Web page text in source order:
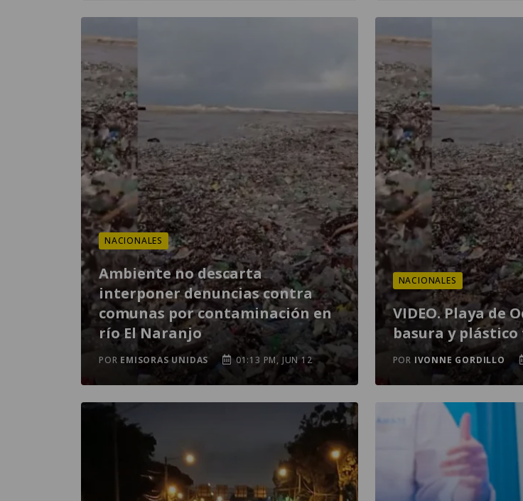
NACIONALES
Ambiente no descarta
interponer denuncias contra
comunas por contaminación en
río El Naranjo
POR EMISORAS UNIDAS 01:13 PM, JUN 12
NACIONALES
VIDEO. Playa de
basura y
POR IVONNE GORDILLO